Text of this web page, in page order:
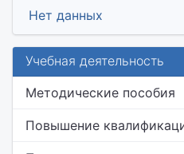
Нет данных
Учебная деятельность
Методические пособия
Повышение